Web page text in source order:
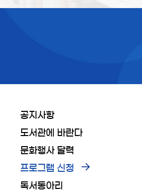
공지사항
도서관에 바란다
문화행사 달력
프로그램 신청
독서동아리